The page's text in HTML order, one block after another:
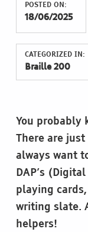
POSTED ON:
18/06/2025
CATEGORIZED IN:
Braille 200
You probably
There are
always want
DAP’s
playing
writing slate.
helpers!